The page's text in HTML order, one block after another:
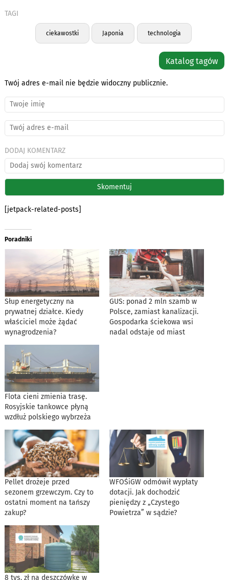
TAGI
ciekawostki Japonia technologia
Katalog tagów
Twój adres e-mail nie będzie widoczny publicznie.
DODAJ KOMENTARZ
[jetpack-related-posts]
Poradniki
Słup energetyczny na
prywatnej działce. Kiedy
właściciel może żądać
wynagrodzenia?
GUS: ponad 2 mln szamb w
Polsce, zamiast kanalizacji.
Gospodarka ściekowa wsi
nadal odstaje od miast
Flota cieni zmienia trasę.
Rosyjskie tankowce płyną
wzdłuż polskiego wybrzeża
Pellet drożeje przed
sezonem grzewczym. Czy to
ostatni moment na tańszy
zakup?
WFOŚiGW odmówił wypłaty
dotacji. Jak dochodzić
pieniędzy z „Czystego
Powietrza” w sądzie?
8 tys. zł na deszczówkę w